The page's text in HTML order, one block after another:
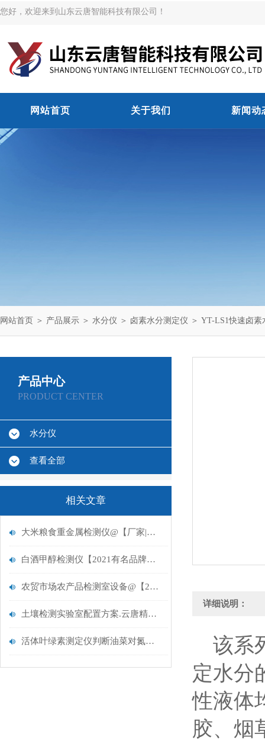
您好，欢迎来到山东云唐智能科技有限公司！
网站首页 关于我们 新闻动
网站首页 ＞ 产品展示 ＞ 水分仪 ＞ 卤素水分测定仪 ＞ YT-LS1快速卤素
产品中心
PRODUCT CENTER
水分仪
查看全部
相关文章
大米粮食重金属检测仪@【厂家|报价|品牌】——云唐推荐
白酒甲醇检测仪【2021有名品牌推荐】@-白酒甲醇检测仪
农贸市场农产品检测室设备@【2021新品预售厂家推荐】
土壤检测实验室配置方案.云唐精选.土壤检测实验室配置方案
活体叶绿素测定仪判断油菜对氮肥的需求量
详细说明：
该系
定水分
性液体
胶、烟